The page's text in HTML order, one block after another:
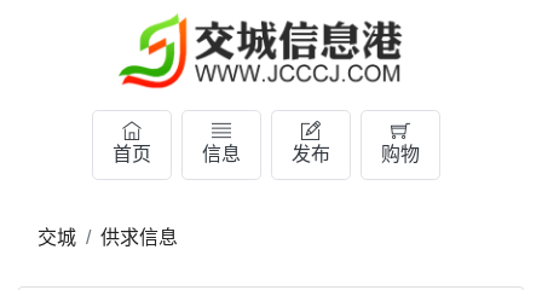
首页 信息 发布 购物
交城 供求信息